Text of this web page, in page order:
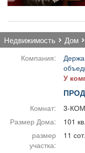
недвижимость дом
Компания:
У
Комнат:
3-
Размер Дома:
101
размер
участка:
11 сот.